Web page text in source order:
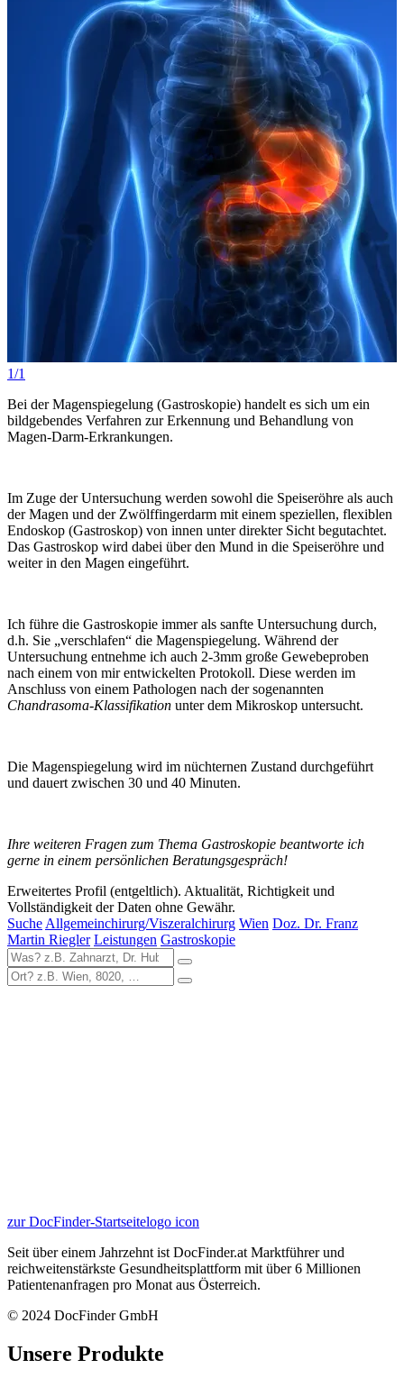
1/1
Bei der Magenspiegelung (Gastroskopie) handelt es sich um ein
bildgebendes Verfahren zur Erkennung und Behandlung von
Magen-Darm-Erkrankungen.
Im Zuge der Untersuchung werden sowohl die Speiseröhre als auch
der Magen und der Zwölffingerdarm mit einem speziellen, flexiblen
Endoskop (Gastroskop) von innen unter direkter Sicht begutachtet.
Das Gastroskop wird dabei über den Mund in die Speiseröhre und
weiter in den Magen eingeführt.
Ich führe die Gastroskopie immer als sanfte Untersuchung durch,
d.h. Sie „verschlafen“ die Magenspiegelung. Während der
Untersuchung entnehme ich auch 2-3mm große Gewebeproben
nach einem von mir entwickelten Protokoll. Diese werden im
Anschluss von einem Pathologen nach der sogenannten
Chandrasoma-Klassifikation unter dem Mikroskop untersucht.
Die Magenspiegelung wird im nüchternen Zustand durchgeführt
und dauert zwischen 30 und 40 Minuten.
Ihre weiteren Fragen zum Thema Gastroskopie beantworte ich
gerne in einem persönlichen Beratungsgespräch!
Erweitertes Profil (entgeltlich). Aktualität, Richtigkeit und
Vollständigkeit der Daten ohne Gewähr.
Suche Allgemeinchirurg/Viszeralchirurg Wien Doz. Dr. Franz
Martin Riegler Leistungen Gastroskopie
zur DocFinder-Startseitelogo icon
Seit über einem Jahrzehnt ist DocFinder.at Marktführer und
reichweitenstärkste Gesundheitsplattform mit über 6 Millionen
Patientenanfragen pro Monat aus Österreich.
© 2024 DocFinder GmbH
Unsere Produkte